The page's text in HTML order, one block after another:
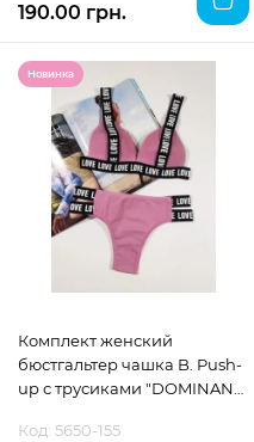
190.00 грн.
Новинка
Комплект женский
бюстгальтер чашка B. Push-
up с трусиками "DOMINANT"
Код: 5650-155